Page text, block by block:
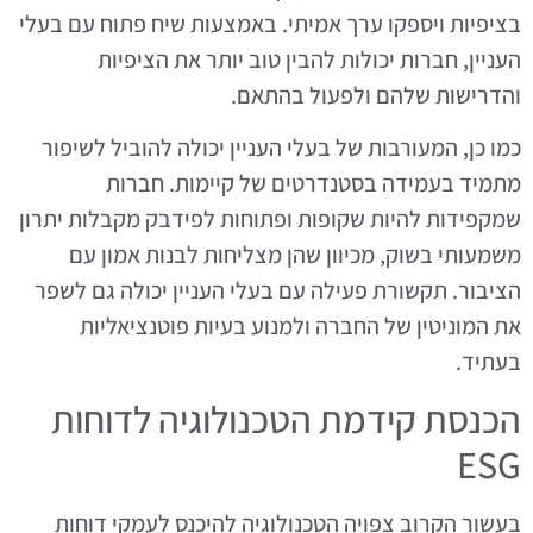
בציפיות ויספקו ערך אמיתי. באמצעות שיח פתוח עם בעלי
העניין, חברות יכולות להבין טוב יותר את הציפיות
והדרישות שלהם ולפעול בהתאם.
כמו כן, המעורבות של בעלי העניין יכולה להוביל לשיפור
מתמיד בעמידה בסטנדרטים של קיימות. חברות
שמקפידות להיות שקופות ופתוחות לפידבק מקבלות יתרון
משמעותי בשוק, מכיוון שהן מצליחות לבנות אמון עם
הציבור. תקשורת פעילה עם בעלי העניין יכולה גם לשפר
את המוניטין של החברה ולמנוע בעיות פוטנציאליות
בעתיד.
הכנסת קידמת הטכנולוגיה לדוחות
ESG
בעשור הקרוב צפויה הטכנולוגיה להיכנס לעמקי דוחות